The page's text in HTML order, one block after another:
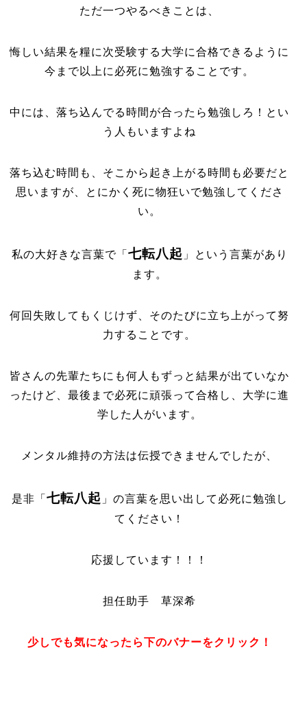
ただ一つやるべきことは、
悔しい結果を糧に次受験する大学に合格できるように
今まで以上に必死に勉強することです。
中には、落ち込んでる時間が合ったら勉強しろ！とい
う人もいますよね
落ち込む時間も、そこから起き上がる時間も必要だと
思いますが、とにかく死に物狂いで勉強してくださ
い。
私の大好きな言葉で「 七転八起 」という言葉があり
ます。
何回失敗してもくじけず、そのたびに立ち上がって努
力することです。
皆さんの先輩たちにも何人もずっと結果が出ていなか
ったけど、最後まで必死に頑張って合格し、大学に進
学した人がいます。
メンタル維持の方法は伝授できませんでしたが、
是非「 七転八起 」の言葉を思い出して必死に勉強し
てください！
応援しています！！！
担任助手 草深希
少しでも気になったら下のバナーをクリック！